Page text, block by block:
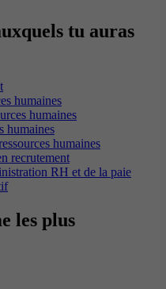
tu auras
humaines
humaines
humaines
humaines
recrutement
RH et de la paie
les plus